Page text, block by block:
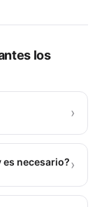
los
›
es necesario?›